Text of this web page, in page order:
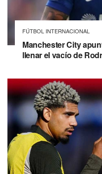
FÚTBOL INTERNACIONAL
Manchester City
llenar el vacío de